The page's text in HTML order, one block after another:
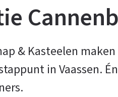
& Kasteelen
in Vaassen.